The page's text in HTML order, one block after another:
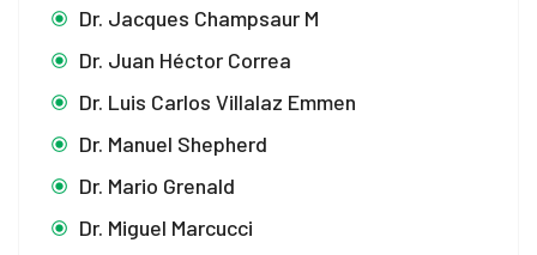
Dr. Jacques Champsaur M
Dr. Juan Héctor Correa
Dr. Luis Carlos Villalaz Emmen
Dr. Manuel Shepherd
Dr. Mario Grenald
Dr. Miguel Marcucci